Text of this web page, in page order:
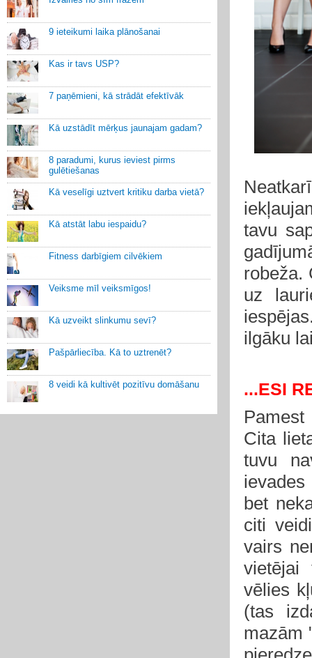
9 ieteikumi laika plānošanai
Kas ir tavs USP?
7 paņēmieni, kā strādāt efektīvāk
Kā uzstādīt mērķus jaunajam gadam?
8 paradumi, kurus ieviest pirms
gulētiešanas
Kā veselīgi uztvert kritiku darba vietā?
Kā atstāt labu iespaidu?
Fitness darbīgiem cilvēkiem
Veiksme mīl veiksmīgos!
Kā uzveikt slinkumu sevī?
Pašpārliecība. Kā to uztrenēt?
8 veidi kā kultivēt pozitīvu domāšanu
tavu
robeža.
uz
ilgāku
...ESI
Cita
tuvu
bet
citi
vairs
vietējai
vēlies
(tas
mazām